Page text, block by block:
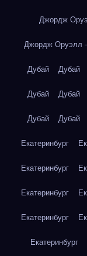
Джордж
Джордж Оруэлл
Дубай Дубай
Дубай Дубай
Дубай Дубай
Екатеринбург
Екатеринбург
Екатеринбург
Екатеринбург
Екатеринбург